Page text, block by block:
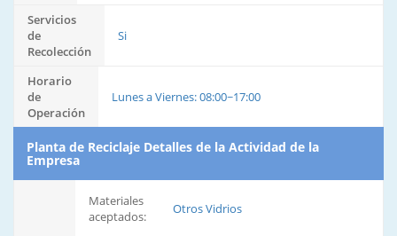
Servicios
de
Recolección
Si
Horario
de
Operación
Lunes a Viernes: 08:00~17:00
Planta de Reciclaje Detalles de la Actividad de la
Empresa
Materiales
aceptados:
Otros Vidrios